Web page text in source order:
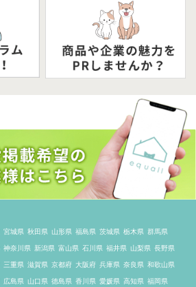
宮城県 秋田県 山形県 福島県 茨城県 栃木県 群馬県
神奈川県 新潟県 富山県 石川県 福井県 山梨県 長野県
三重県 滋賀県 京都府 大阪府 兵庫県 奈良県 和歌山県
広島県 山口県 徳島県 香川県 愛媛県 高知県 福岡県